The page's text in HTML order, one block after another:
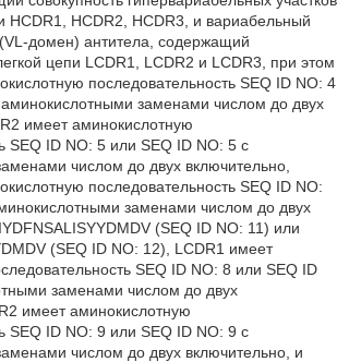
HCDR1, HCDR2, HCDR3, и вариабельный
домен) антитела, содержащий
цепи LCDR1, LCDR2 и LCDR3, при этом
последовательность SEQ ID NO: 4
заменами числом до двух
имеет аминокислотную
SEQ ID NO: 5 или SEQ ID NO: 5 с
числом до двух включительно,
последовательность SEQ ID NO:
заменами числом до двух
(SEQ ID NO: 11) или
(SEQ ID NO: 12), LCDR1 имеет
SEQ ID NO: 8 или SEQ ID
заменами числом до двух
имеет аминокислотную
SEQ ID NO: 9 или SEQ ID NO: 9 с
числом до двух включительно, и